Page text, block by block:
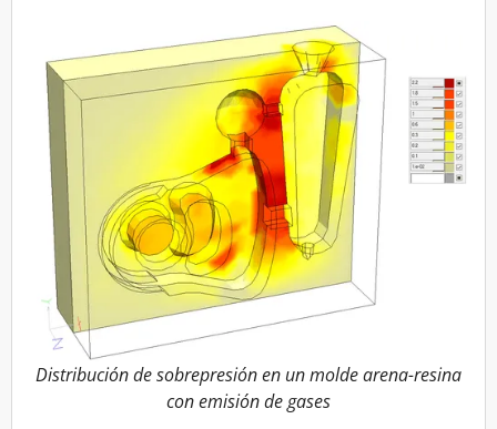
Distribución de sobrepresión en un molde arena-resina
con emisión de gases